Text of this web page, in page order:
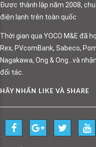
Được thành lập năm 2008,
điện lạnh trên toàn quốc
Thời gian qua YOCO M&E đã
Rex, PVcomBank, Sabeco,
Nagakawa, Ong & Ong…và
đối tác.
HÃY NHẤN LIKE VÀ SHARE